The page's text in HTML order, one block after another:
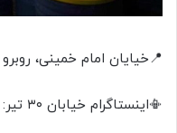
📍خیایان امام خمینی،
📳اینستاگرام خیابان ۳۰ تیر: